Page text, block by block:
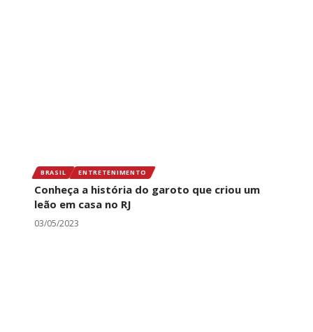
BRASIL ENTRETENIMENTO
Conheça a história do garoto que criou um
leão em casa no RJ
03/05/2023